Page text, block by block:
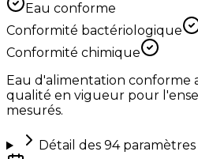
Eau conforme
Conformité bactériologique
Conformité chimique
Eau d'alimentation conforme
qualité en vigueur pour
mesurés.
Détail des 94paramètres